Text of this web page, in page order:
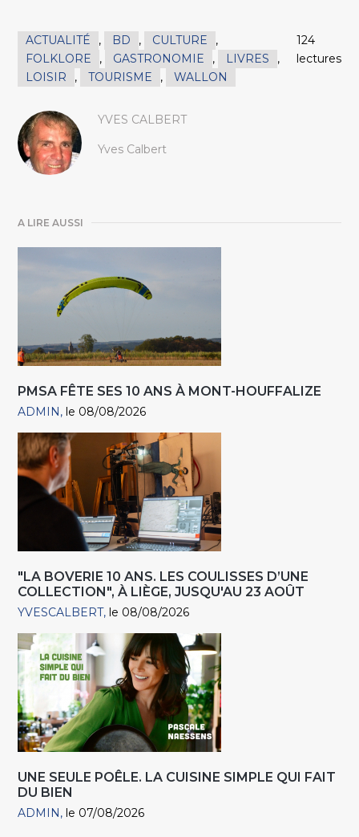
ACTUALITÉ , BD , CULTURE
,
FOLKLORE
, GASTRONOMIE , LIVRES
,
LOISIR
, TOURISME , WALLON
124
lectures
YVES CALBERT
Yves Calbert
A LIRE AUSSI
PMSA FÊTE SES 10 ANS À MONT-HOUFFALIZE
ADMIN le 08/08/2026
"LA BOVERIE 10 ANS. LES COULISSES D’UNE
COLLECTION", À LIÈGE, JUSQU'AU 23 AOÛT
YVESCALBERT le 08/08/2026
UNE SEULE POÊLE. LA CUISINE SIMPLE QUI FAIT
DU BIEN
ADMIN le 07/08/2026